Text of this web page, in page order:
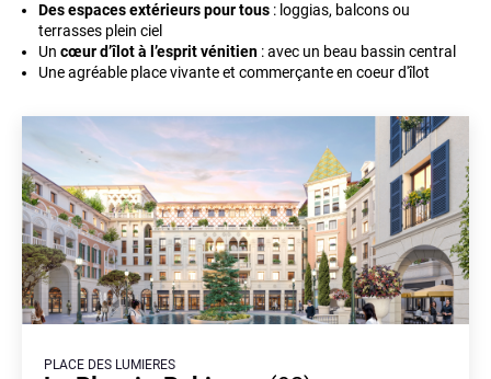
Des espaces extérieurs pour tous : loggias, balcons ou
terrasses plein ciel
Un cœur d’îlot à l’esprit vénitien : avec un beau bassin central
Une agréable place vivante et commerçante en coeur d'îlot
PLACE DES LUMIERES